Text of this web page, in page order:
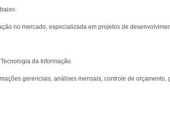
no mercado, especializada em projetos de
da Informação.
gerenciais, análises mensais, controle de